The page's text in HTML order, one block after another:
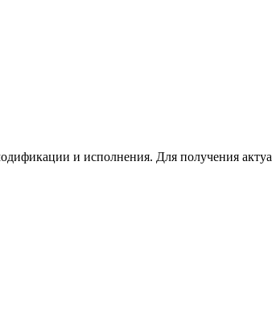
и исполнения. Для получения